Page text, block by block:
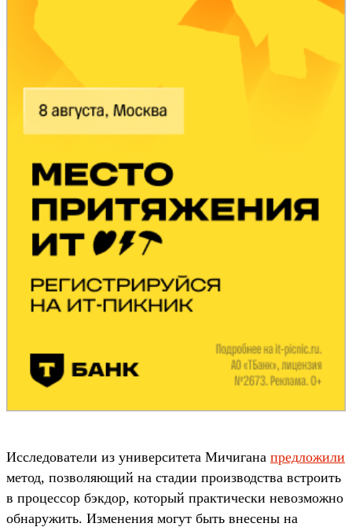
Исследователи из университета Мичигана предложили
метод, позволяющий на стадии производства встроить
в процессор бэкдор, который практически невозможно
обнаружить. Изменения могут быть внесены на